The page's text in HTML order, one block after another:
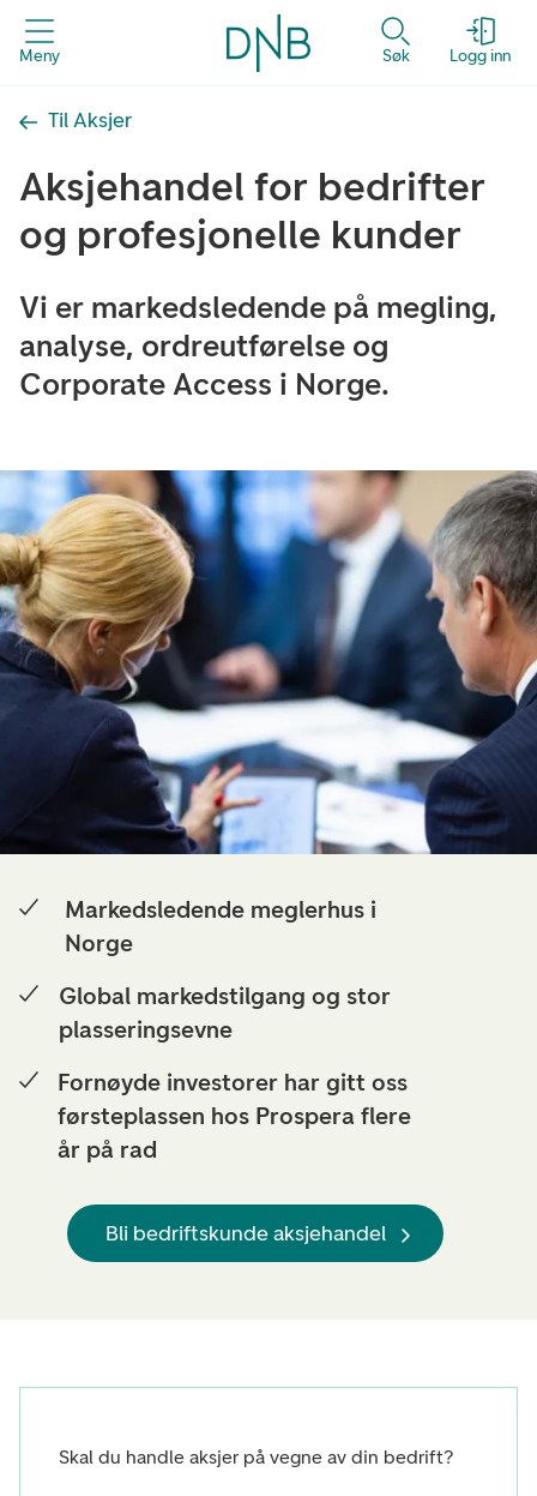
Meny Søk Logg inn
Til Aksjer
Aksjehandel for bedrifter
og profesjonelle kunder
Vi er markedsledende på megling,
analyse, ordreutførelse og
Corporate Access i Norge.
Markedsledende meglerhus i
Norge
Global markedstilgang og stor
plasseringsevne
Fornøyde investorer har gitt oss
førsteplassen hos Prospera flere
år på rad
Bli bedriftskunde aksjehandel
Skal du handle aksjer på vegne av din bedrift?